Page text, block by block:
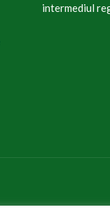
intermediul